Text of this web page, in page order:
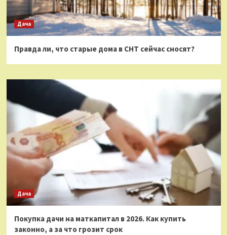
Дача
Правда ли, что старые дома в СНТ сейчас сносят?
Дача
Покупка дачи на маткапитал в 2026. Как купить
законно, а за что грозит срок